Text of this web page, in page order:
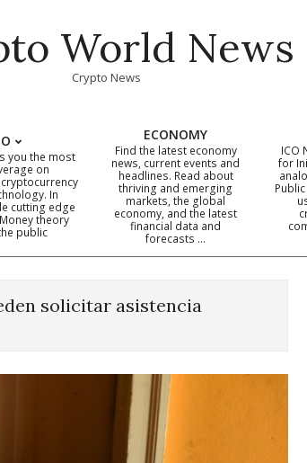
World News
Crypto News
Primary
Navigation
you the most
on
In
cutting edge
theory
public
ECONOMY
Find the latest economy
news, current events and
headlines. Read about
thriving and emerging
markets, the global
economy, and the latest
financial data and
forecasts …
ICO
for
solicitar asistencia